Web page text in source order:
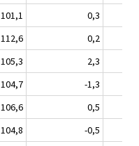
101,1
0,3
112,6
0,2
105,3
2,3
104,7
-1,3
106,6
0,5
104,8
-0,5